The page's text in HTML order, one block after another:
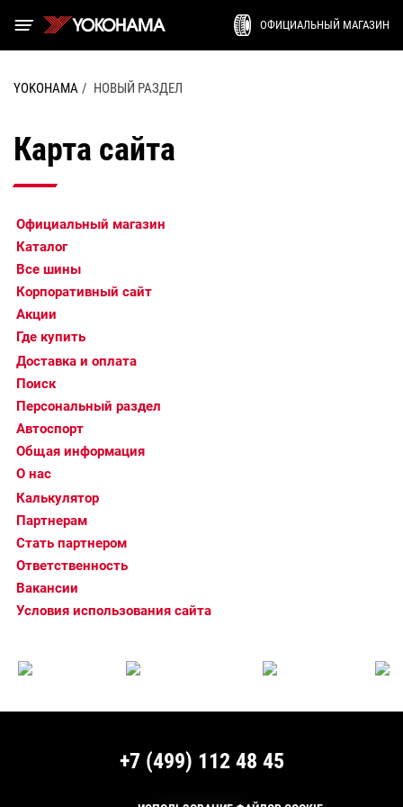
ОФИЦИАЛЬНЫЙ МАГАЗИН
YOKOHAMA НОВЫЙ РАЗДЕЛ
Карта сайта
Официальный магазин
Каталог
Все шины
Корпоративный сайт
Акции
Где купить
Доставка и оплата
Поиск
Персональный раздел
Автоспорт
Общая информация
О нас
Калькулятор
Партнерам
Стать партнером
Ответственность
Вакансии
Условия использования сайта
+7 (499) 112 48 45